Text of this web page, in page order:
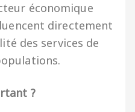
économique
directement
des services de
?